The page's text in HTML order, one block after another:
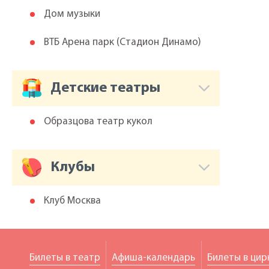
Дом музыки
ВТБ Арена парк (Cтадион Динамо)
Детские театры
Образцова театр кукол
Клубы
Клуб Москва
Билеты в театр Афиша-календарь Билеты в